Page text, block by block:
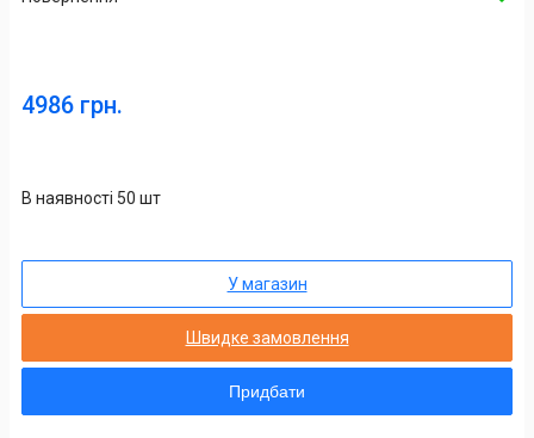
4986 грн.
В наявності 50 шт
У магазин
Швидке замовлення
Придбати